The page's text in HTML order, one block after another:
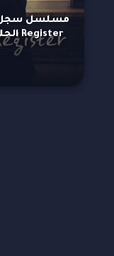
Register الحلقة 26 مترجمة